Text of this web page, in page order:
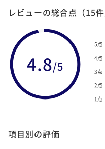
レビューの総合点 （15件
4.8/5
5点
4点
3点
2点
1点
項目別の評価